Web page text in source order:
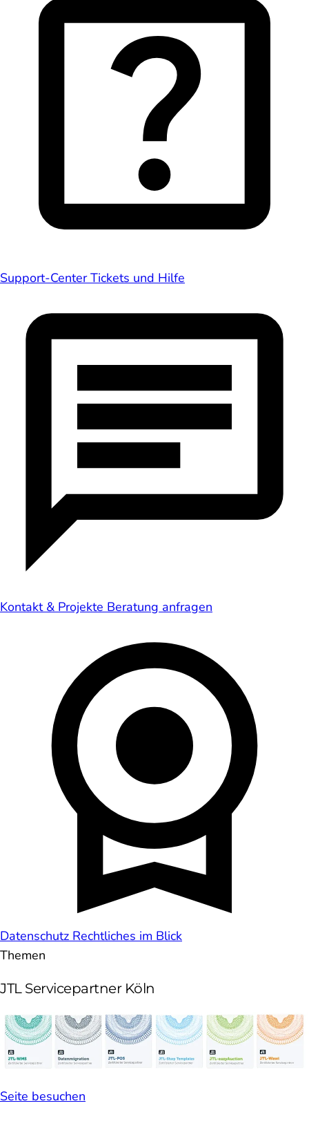
Support-Center Tickets und Hilfe
Kontakt & Projekte Beratung anfragen
Datenschutz Rechtliches im Blick
Themen
JTL Servicepartner Köln
Seite besuchen